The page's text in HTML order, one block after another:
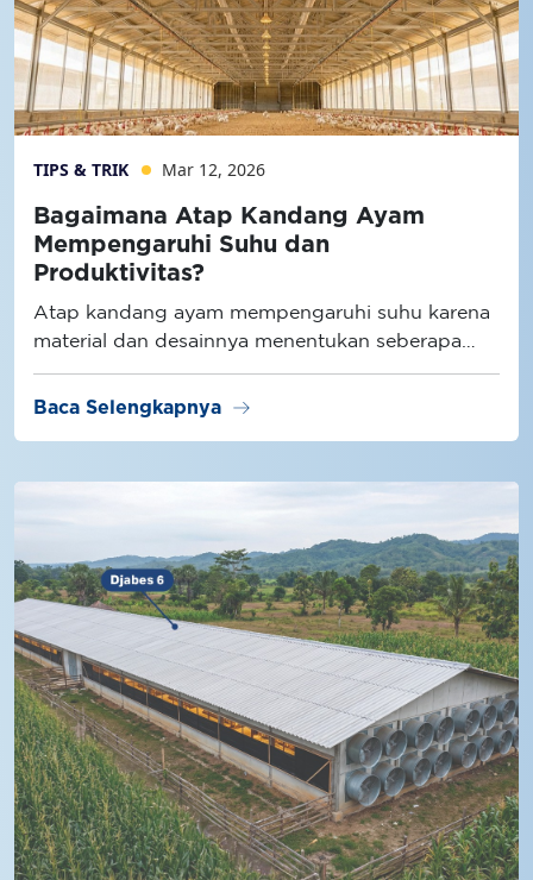
TIPS & TRIK Mar 12, 2026
Bagaimana Atap Kandang Ayam
Mempengaruhi Suhu dan
Produktivitas?
Atap kandang ayam mempengaruhi suhu karena
material dan desainnya menentukan seberapa
besar radiasi panas masuk ke dalam kandang.
Baca Selengkapnya arrow_right_alt